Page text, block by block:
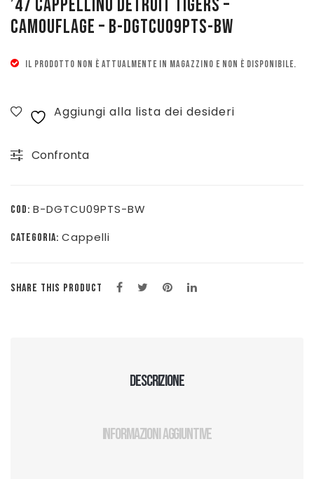
Pattinaggio
Sanitari
’47 CAPPELLINO DETROIT TIGERS –
CAMOUFLAGE – B-DGTCU09PTS-BW
IL PRODOTTO NON È ATTUALMENTE IN MAGAZZINO E NON È DISPONIBILE.
Aggiungi alla lista dei desideri
Confronta
COD: B-DGTCU09PTS-BW
CATEGORIA: Cappelli
SHARE THIS PRODUCT
Descrizione
Informazioni aggiuntive